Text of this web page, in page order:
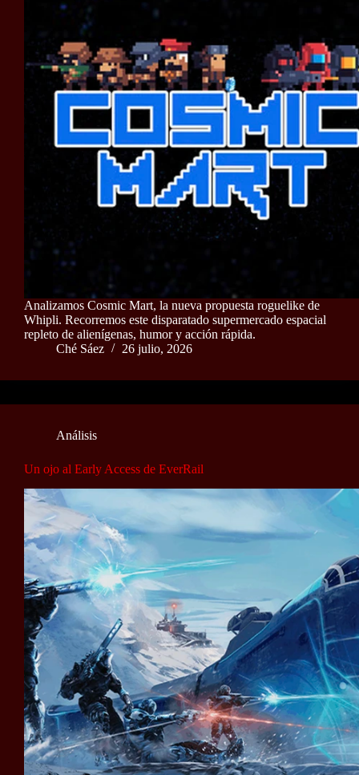
Analizamos Cosmic Mart, la nueva propuesta roguelike de
Whipli. Recorremos este disparatado supermercado espacial
repleto de alienígenas, humor y acción rápida.
Ché Sáez
26 julio, 2026
Análisis
Un ojo al Early Access de EverRail